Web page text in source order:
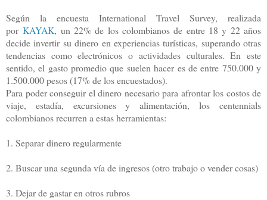
Según la encuesta International Travel Survey, realizada
porKAYAK, un 22% de los colombianos de entre 18 y 22 años
decide invertir su dinero en experiencias turísticas, superando otras
tendencias como electrónicos o actividades culturales. En este
sentido, el gasto promedio que suelen hacer es de entre 750.000 y
1.500.000 pesos (17% de los encuestados).
Para poder conseguir el dinero necesario para afrontar los costos de
viaje, estadía, excursiones y alimentación, los centennials
colombianos recurren a estas herramientas:
1. Separar dinero regularmente
2. Buscar una segunda vía de ingresos (otro trabajo o vender cosas)
3. Dejar de gastar en otros rubros